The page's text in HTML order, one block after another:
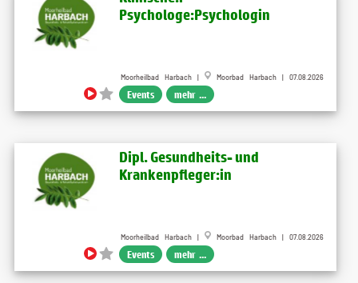
Psychologe:Psychologin
Moorheilbad Harbach | Moorbad Harbach | 07.08.2026
Events mehr ...
Dipl. Gesundheits- und
Krankenpfleger:in
Moorheilbad Harbach | Moorbad Harbach | 07.08.2026
Events mehr ...